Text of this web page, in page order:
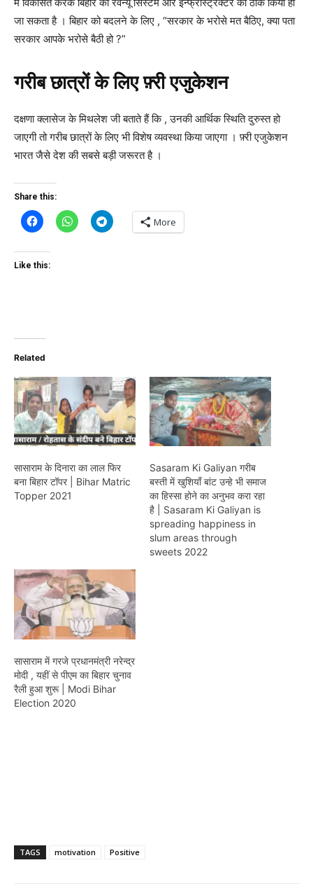
जा सकता है । बिहार को बदलने के लिए , “सरकार के भरोसे मत बैठिए, क्या पता
सरकार आपके भरोसे बैठी हो ?”
गरीब छात्रों के लिए फ़्री एजुकेशन
दक्षणा क्लासेज के मिथलेश जी बताते हैं कि , उनकी आर्थिक स्थिति दुरुस्त हो
जाएगी तो गरीब छात्रों के लिए भी विशेष व्यवस्था किया जाएगा । फ़्री एजुकेशन
भारत जैसे देश की सबसे बड़ी जरूरत है ।
Share this:
More
Like this:
Related
सासाराम के दिनारा का लाल फिर
बना बिहार टॉपर | Bihar Matric
Topper 2021
Sasaram Ki Galiyan गरीब
बस्ती में खुशियाँ बांट उन्हे भी समाज
का हिस्सा होने का अनुभव करा रहा
है | Sasaram Ki Galiyan is
spreading happiness in
slum areas through
sweets 2022
सासाराम में गरजे प्रधानमंत्री नरेन्द्र
मोदी , यहीं से पीएम का बिहार चुनाव
रैली हुआ शुरू | Modi Bihar
Election 2020
TAGS motivation Positive